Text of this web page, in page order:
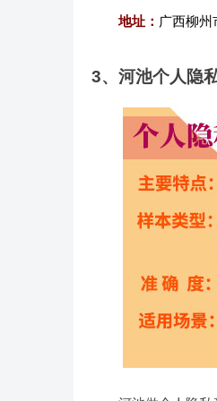
地址： 广西柳
3、河池个人隐